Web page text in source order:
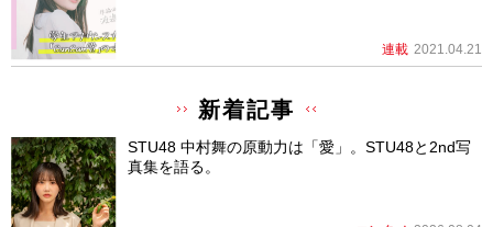
連載 2021.04.21
新着記事
STU48 中村舞の原動力は「愛」。STU48と2nd写
真集を語る。